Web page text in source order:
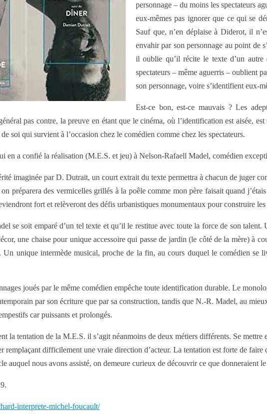
personnage – du moins les spectateurs
eux-mêmes pas ignorer que ce qui se
Sauf que, n’en déplaise à Diderot, il
envahir par son personnage au point de
il oublie qu’il récite le texte d’un
spectateurs – même aguerris – oublient
son personnage, voire s’identifient eux-
Est-ce bon, est-ce mauvais ? Les
pas contre, la preuve en étant que le cinéma, où l’identification est aisée,
soi qui survient à l’occasion chez le comédien comme chez les spectateurs.
en a confié la réalisation (M.E.S. et jeu) à Nelson-Rafaell Madel, comédien
imaginée par D. Dutrait, un court extrait du texte permettra à chacun de juger
des vermicelles grillés à la poêle comme mon père faisait quand
fort et relèveront des défis urbanistiques monumentaux pour construire
se soit emparé d’un tel texte et qu’il le restitue avec toute la force de son
une chaise pour unique accessoire qui passe de jardin (le côté de la mère) à
unique intermède musical, proche de la fin, au cours duquel le comédien se
joués par le même comédien empêche toute identification durable. Le
par son écriture que par sa construction, tandis que N.-R. Madel, au
car puissants et prolongés.
la tentation de la M.E.S. il s’agit néanmoins de deux métiers différents. Se mettre
difficilement une vraie direction d’acteur. La tentation est forte de faire
auquel nous avons assisté, on demeure curieux de découvrir ce que donneraient
interprete-michel-foucault/